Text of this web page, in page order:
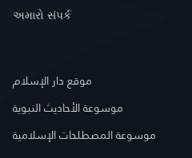
અમારો સંપર્ક
موقع دار الإسلام
موسوعة الأحاديث النبوية
موسوعة المصطلحات الإسلامية